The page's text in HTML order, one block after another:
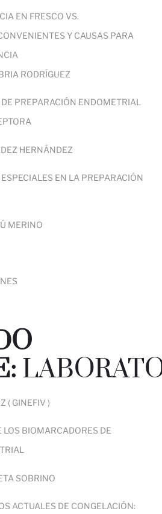
EN FRESCO VS.
Y CAUSAS PARA
RODRÍGUEZ
PREPARACIÓN ENDOMETRIAL
HERNÁNDEZ
EN LA PREPARACIÓN
MERINO
( GINEFIV )
LOS BIOMARCADORES DE
SOBRINO
ACTUALES DE CONGELACIÓN: